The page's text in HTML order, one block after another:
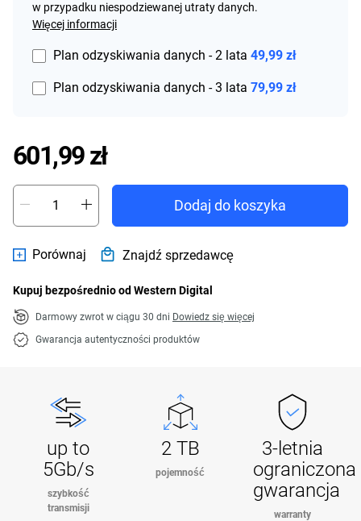
w przypadku niespodziewanej utraty danych.
Więcej informacji
Plan odzyskiwania danych - 2 lata 49,99 zł
Plan odzyskiwania danych - 3 lata 79,99 zł
601,99 złPrice 601,99 zł
Dodaj do koszyka
Porównaj Znajdź sprzedawcę
Kupuj bezpośrednio od Western Digital
Darmowy zwrot w ciągu 30 dni Dowiedz się więcej
Gwarancja autentyczności produktów
up to
5Gb/s
szybkość
transmisji
2 TB
pojemność
3-letnia
ograniczona
gwarancja
warranty